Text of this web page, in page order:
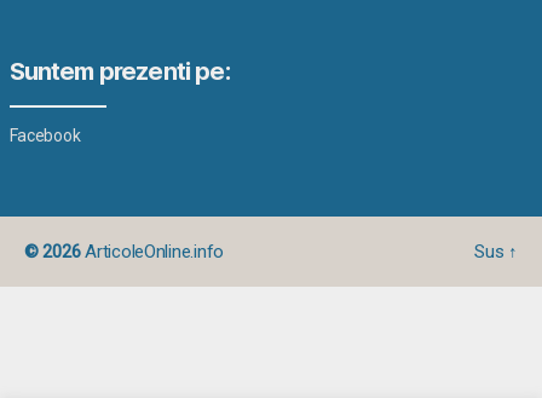
Suntem prezenti pe:
Facebook
© 2026ArticoleOnline.info Sus ↑